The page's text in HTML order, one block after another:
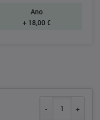
Ano
+ 18,00 €